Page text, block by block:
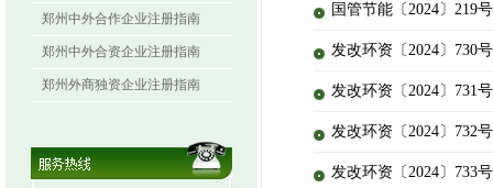
郑州中外合作企业注册指南
郑州中外合资企业注册指南
郑州外商独资企业注册指南
国管节能〔2024〕219
发改环资〔2024〕730
发改环资〔2024〕731
发改环资〔2024〕732
发改环资〔2024〕733